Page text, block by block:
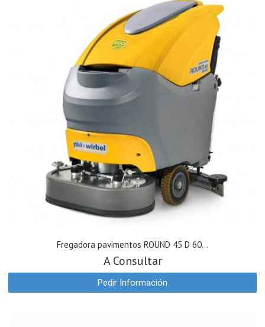
Fregadora pavimentos ROUND 45 D 60...
A Consultar
Pedir Información